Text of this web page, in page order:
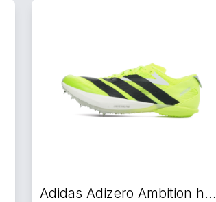
Adidas Adizero Ambition hardloopschoenen fluorgeel